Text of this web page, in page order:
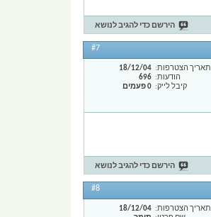
הירשם כדי להגיב לנושא
#7
תאריך הצטרפות
18/12/04
הודעות
696
קיבל לייק
0 פעמים
הירשם כדי להגיב לנושא
#8
תאריך הצטרפות
18/12/04